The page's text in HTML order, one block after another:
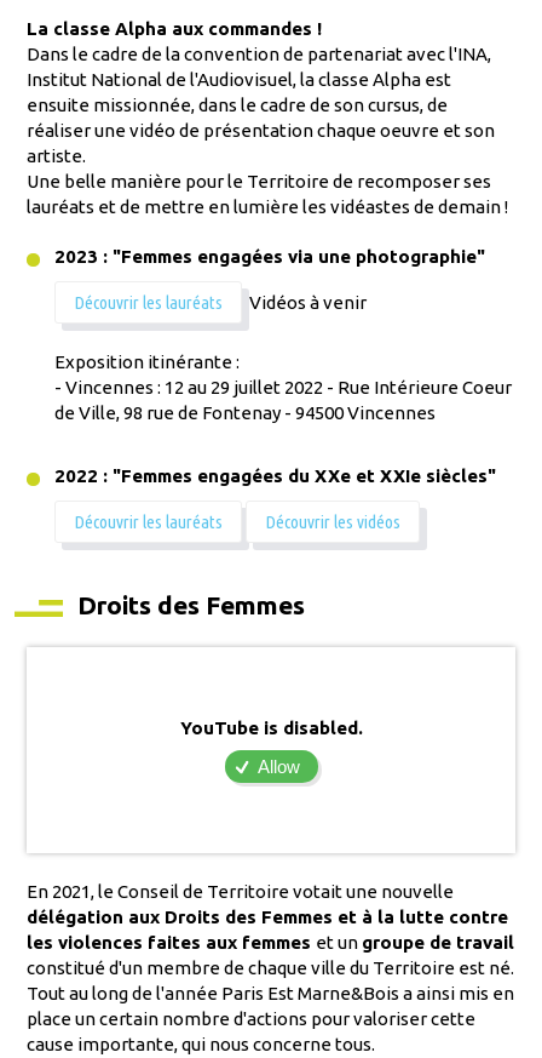
La classe Alpha aux commandes !
Dans le cadre de la convention de partenariat avec l'INA,
Institut National de l'Audiovisuel, la classe Alpha est
ensuite missionnée, dans le cadre de son cursus, de
réaliser une vidéo de présentation chaque oeuvre et son
artiste.
Une belle manière pour le Territoire de recomposer ses
lauréats et de mettre en lumière les vidéastes de demain !
2023 : "Femmes engagées via une photographie"
Découvrir les lauréats Vidéos à venir
Exposition itinérante :
- Vincennes : 12 au 29 juillet 2022 - Rue Intérieure Coeur
de Ville, 98 rue de Fontenay - 94500 Vincennes
2022 : "Femmes engagées du XXe et XXIe siècles"
Découvrir les lauréats Découvrir les vidéos
Droits des Femmes
YouTube is disabled.
Allow
En 2021, le Conseil de Territoire votait une nouvelle
délégation aux Droits des Femmes et à la lutte contre
les violences faites aux femmes et un groupe de travail
constitué d'un membre de chaque ville du Territoire est né.
Tout au long de l'année Paris Est Marne&Bois a ainsi mis en
place un certain nombre d'actions pour valoriser cette
cause importante, qui nous concerne tous.